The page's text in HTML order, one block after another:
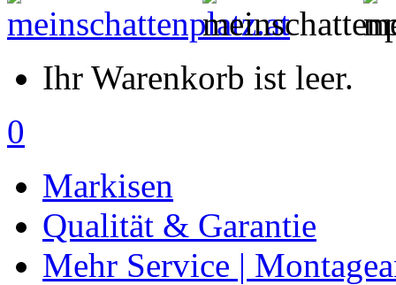
Ihr Warenkorb ist leer.
0
Markisen
Qualität & Garantie
Mehr Service |